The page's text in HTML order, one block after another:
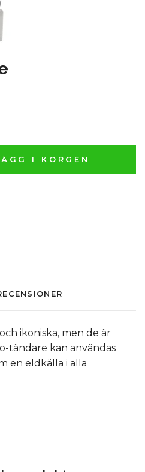
I KORGEN
ikoniska, men de är
tändare kan användas
en eldkälla i alla